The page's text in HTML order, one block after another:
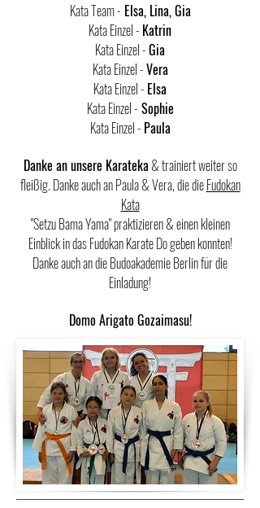
Kata Team - Elsa, Lina, Gia
Kata Einzel - Katrin
Kata Einzel -Gia
Kata Einzel -Vera
Kata Einzel - Elsa
Kata Einzel - Sophie
Kata Einzel - Paula
Danke an unsere Karateka& trainiert weiter so
fleißig. Danke auch an Paula & Vera, die dieFudokan
Kata
"Setzu Bama Yama" praktizieren & einen kleinen
Einblick in das Fudokan Karate Do geben konnten!
Danke auch an die Budoakademie Berlin für die
Einladung!
Domo Arigato Gozaimasu!